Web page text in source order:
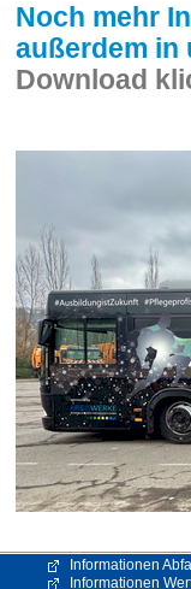
Noch mehr
außerdem in
Download
Informationen
Informationen